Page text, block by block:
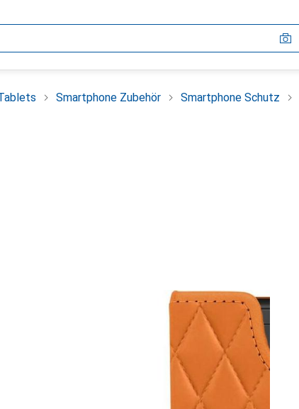
Smartphone Zubehör Smartphone Schutz